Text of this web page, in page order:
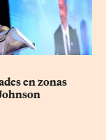
en zonas